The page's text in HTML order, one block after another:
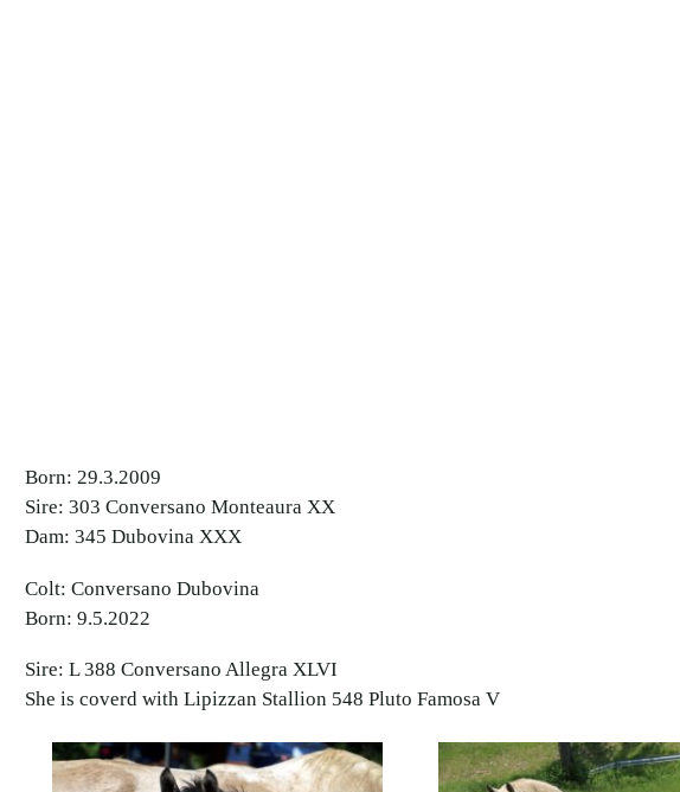
Born: 29.3.2009
Sire: 303 Conversano Monteaura XX
Dam: 345 Dubovina XXX
Colt: Conversano Dubovina
Born: 9.5.2022
Sire: L 388 Conversano Allegra XLVI
She is coverd with Lipizzan Stallion 548 Pluto Famosa V